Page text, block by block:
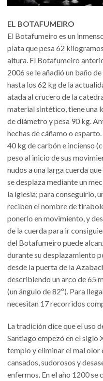
EL BOTAFUMEIRO
El Botafumeiro es un
plata que pesa 62
altura. El Botafumeiro
2006 se le añadió un baño
hasta los 62 kg de la
atada al crucero de la
material sintético, tiene una
de diámetro y pesa 90 kg.
hechas de cáñamo o
40 kg de carbón e incienso
peso al inicio de sus
nudos a una larga cuerda
se desplaza mediante un
la iglesia; para conseguirlo,
reciben el nombre de
ponerlo en movimiento, y
de la cuerda para ir
del Botafumeiro puede
durante su desplazamiento
desde la puerta de la
describiendo un arco de 65
(un ángulo de 82º). Para
necesitan 17 recorridos
La tradición dice que el uso
Santiago empezó en el siglo
templo y eliminar el mal olor
cansados, sudorosos y
enfermos. En el año 1200